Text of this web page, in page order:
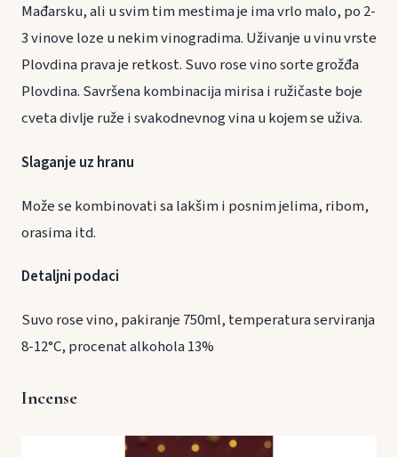
Mađarsku, ali u svim tim mestima je ima vrlo malo, po 2-
3 vinove loze u nekim vinogradima. Uživanje u vinu vrste
Plovdina prava je retkost. Suvo rose vino sorte grožđa
Plovdina. Savršena kombinacija mirisa i ružičaste boje
cveta divlje ruže i svakodnevnog vina u kojem se uživa.
Slaganje uz hranu
Može se kombinovati sa lakšim i posnim jelima, ribom,
orasima itd.
Detaljni podaci
Suvo rose vino, pakiranje 750ml, temperatura serviranja
8-12°C, procenat alkohola 13%
Incense